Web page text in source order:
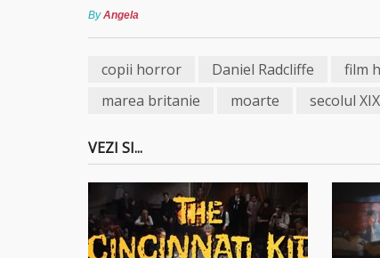
ByAngela
copii horror Daniel Radcliffe film
marea britanie
moarte secolul
VEZI SI...